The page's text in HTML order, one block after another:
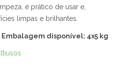
é prático de usar e,
limpas e brilhantes.
Embalagem disponível: 4x5 kg